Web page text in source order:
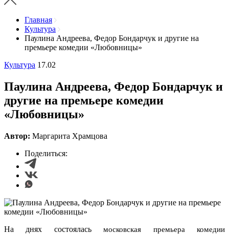
Главная
Культура
Паулина Андреева, Федор Бондарчук и другие на
премьере комедии «Любовницы»
Культура 17.02
Паулина Андреева, Федор Бондарчук и
другие на премьере комедии
«Любовницы»
Автор: Маргарита Храмцова
Поделиться:
На днях состояласьмосковская премьера комедии